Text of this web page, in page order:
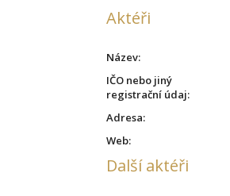
Aktéři
Název:
IČO nebo jiný
registrační údaj:
Adresa:
Web:
Další aktéři